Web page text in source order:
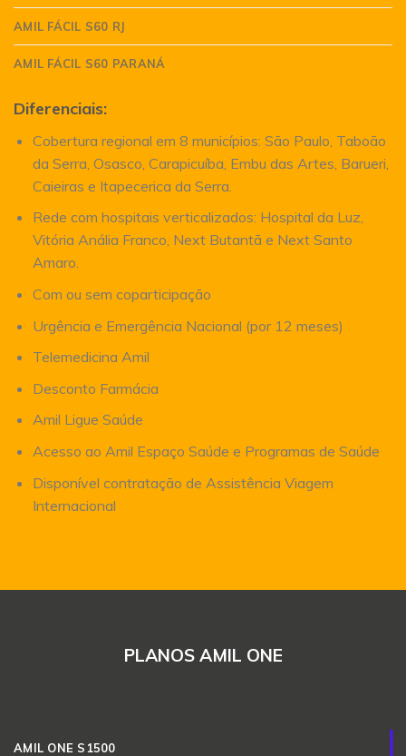
AMIL FÁCIL S60 RJ
AMIL FÁCIL S60 PARANÁ
Diferenciais:
Cobertura regional em 8 municípios: São Paulo, Taboão
da Serra, Osasco, Carapicuíba, Embu das Artes, Barueri,
Caieiras e Itapecerica da Serra.
Rede com hospitais verticalizados: Hospital da Luz,
Vitória Anália Franco, Next Butantã e Next Santo
Amaro.
Com ou sem coparticipação
Urgência e Emergência Nacional (por 12 meses)
Telemedicina Amil
Desconto Farmácia
Amil Ligue Saúde
Acesso ao Amil Espaço Saúde e Programas de Saúde
Disponível contratação de Assistência Viagem
Internacional
PLANOS AMIL ONE
AMIL ONE S1500